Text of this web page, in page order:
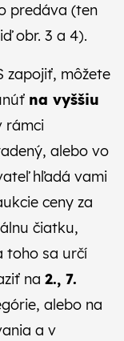
predáva (ten
obr. 3 a 4).
zapojiť, môžete
na vyššiu
rámci
alebo vo
hľadá vami
ceny za
čiatku,
toho sa určí
na 2., 7.
alebo na
a v